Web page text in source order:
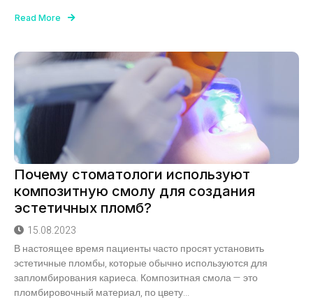
Read More
Почему стоматологи используют
композитную смолу для создания
эстетичных пломб?
15.08.2023
В настоящее время пациенты часто просят установить
эстетичные пломбы, которые обычно используются для
запломбирования кариеса. Композитная смола — это
пломбировочный материал, по цвету...